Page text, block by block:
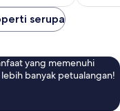
serupa
yang memenuhi
banyak petualangan!